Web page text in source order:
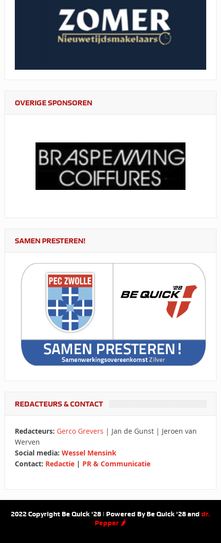
OVERIGE SPONSOREN
SAMEN PRESTEREN!
REDACTEURS & CONTACT
Redacteurs: Gerco Grevers | Jan de Gunst | Jeroen van
Werven
Social media: Wessel Mensink
Contact: Redactie| PR & Communicatie
2022 Copyright Be Quick '28 | Powered By Be Quick '28 and dr.
Pepper 🌶